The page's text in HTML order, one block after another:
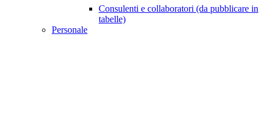
Consulenti e collaboratori (da pubblicare in
tabelle)
Personale